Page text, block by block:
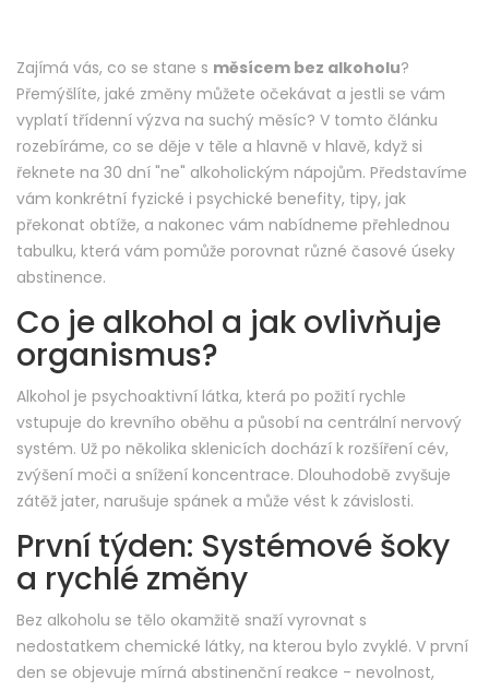
Zajímá vás, co se stane s měsícem bez alkoholu?
Přemýšlíte, jaké změny můžete očekávat a jestli se vám
vyplatí třídenní výzva na suchý měsíc? V tomto článku
rozebíráme, co se děje v těle a hlavně v hlavě, když si
řeknete na 30 dní "ne" alkoholickým nápojům. Představíme
vám konkrétní fyzické i psychické benefity, tipy, jak
překonat obtíže, a nakonec vám nabídneme přehlednou
tabulku, která vám pomůže porovnat různé časové úseky
abstinence.
Co je alkohol a jak ovlivňuje
organismus?
Alkohol je psychoaktivní látka, která po požití rychle
vstupuje do krevního oběhu a působí na centrální nervový
systém. Už po několika sklenicích dochází k rozšíření cév,
zvýšení moči a snížení koncentrace. Dlouhodobě zvyšuje
zátěž jater, narušuje spánek a může vést k závislosti.
První týden: Systémové šoky
a rychlé změny
Bez alkoholu se tělo okamžitě snaží vyrovnat s
nedostatkem chemické látky, na kterou bylo zvyklé. V první
den se objevuje mírná abstinenční reakce - nevolnost,